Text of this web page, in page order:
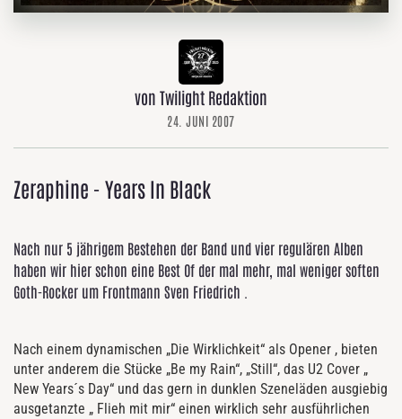
von Twilight Redaktion
24. JUNI 2007
Zeraphine - Years In Black
Nach nur 5 jährigem Bestehen der Band und vier regulären Alben
haben wir hier schon eine Best Of der mal mehr, mal weniger soften
Goth-Rocker um Frontmann Sven Friedrich .
Nach einem dynamischen „Die Wirklichkeit“ als Opener , bieten
unter anderem die Stücke „Be my Rain“, „Still“, das U2 Cover „
New Years´s Day“ und das gern in dunklen Szeneläden ausgiebig
ausgetanzte „ Flieh mit mir“ einen wirklich sehr ausführlichen